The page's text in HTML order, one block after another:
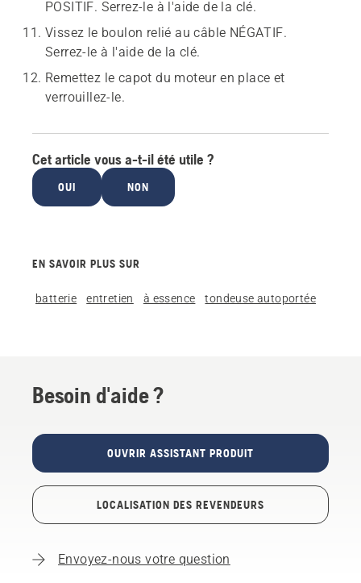
POSITIF. Serrez-le à l'aide de la clé.
Vissez le boulon relié au câble NÉGATIF.
Serrez-le à l'aide de la clé.
Remettez le capot du moteur en place et
verrouillez-le.
Cet article vous a-t-il été utile ?
OUI NON
EN SAVOIR PLUS SUR
batterie entretien à essence tondeuse autoportée
Besoin d'aide ?
OUVRIR ASSISTANT PRODUIT
LOCALISATION DES REVENDEURS
Envoyez-nous votre question